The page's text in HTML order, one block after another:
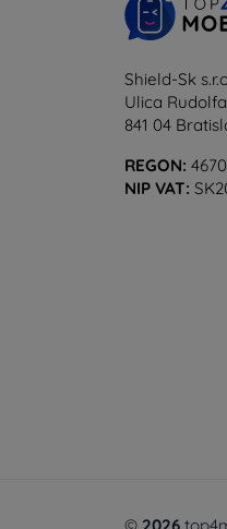
Shield-Sk
Ulica
841 04
REGON:
NIP VAT: